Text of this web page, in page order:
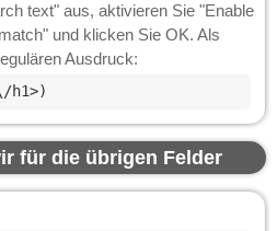
text" aus, aktivieren Sie "Enable
und klicken Sie OK. Als
Ausdruck:
h1>)
für die übrigen Felder